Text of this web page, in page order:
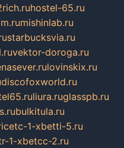
hostel-65.ru
mishinlab.ru
starbucksvia.ru
vektor-doroga.ru
lovinskix.ru
discofoxworld.ru
liura.ruglasspb.ru
bulkitula.ru
1-xbetti-5.ru
1-xbetcc-2.ru